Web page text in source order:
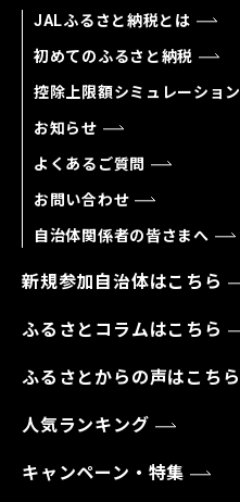
JALふるさと納税とは
初めてのふるさと納税
控除上限額シミュレーション
お知らせ
よくあるご質問
お問い合わせ
自治体関係者の皆さまへ
新規参加自治体はこちら
ふるさとコラムはこちら
ふるさとからの声はこちら
人気ランキング
キャンペーン・特集